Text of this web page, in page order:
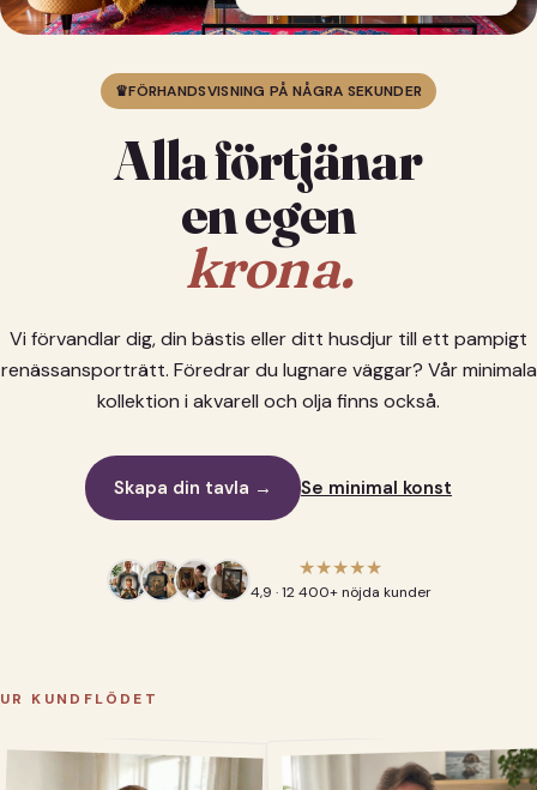
♛FÖRHANDSVISNING PÅ NÅGRA SEKUNDER
Alla förtjänar
en egen
krona.
Vi förvandlar dig, din bästis eller ditt husdjur till ett pampigt
renässansporträtt. Föredrar du lugnare väggar? Vår minimala
kollektion i akvarell och olja finns också.
Skapa din tavla → Se minimal konst
★★★★★
4,9 · 12 400+ nöjda kunder
UR KUNDFLÖDET